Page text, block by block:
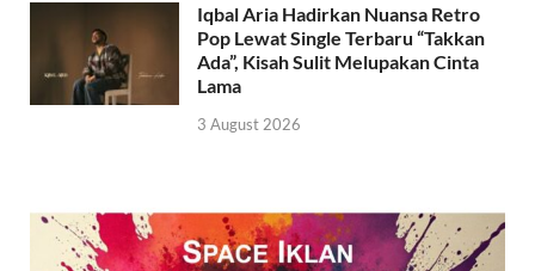
Iqbal Aria Hadirkan Nuansa Retro
Pop Lewat Single Terbaru “Takkan
Ada”, Kisah Sulit Melupakan Cinta
Lama
3 August 2026